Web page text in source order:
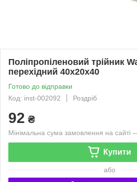
Поліпропіленовий трійник
перехідний 40х20х40
Готово до відправки
Код: inst-002092
Роздріб
92 ₴
Мінімальна сума замовлення на сайті
Купити
або